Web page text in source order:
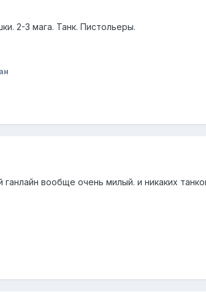
2-3 мага. Танк. Пистольеры.
вообще очень милый. и никаких